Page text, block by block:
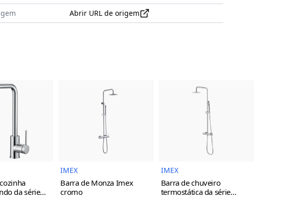
Abrir URL de origem
Imagem do Produto
da série
Imagem do Produto
IMEX
Barra de Monza Imex
cromo
Imagem do Produto
IMEX
Barra de chuveiro
termostática da série